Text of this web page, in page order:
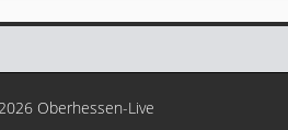
Oberhessen-Live